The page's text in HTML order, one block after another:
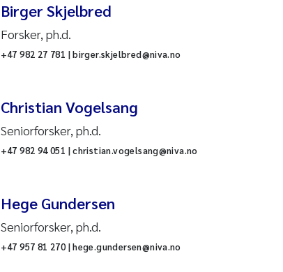
Birger Skjelbred
Forsker, ph.d.
+47 982 27 781 | birger.skjelbred@niva.no
Christian Vogelsang
Seniorforsker, ph.d.
+47 982 94 051 | christian.vogelsang@niva.no
Hege Gundersen
Seniorforsker, ph.d.
+47 957 81 270 | hege.gundersen@niva.no